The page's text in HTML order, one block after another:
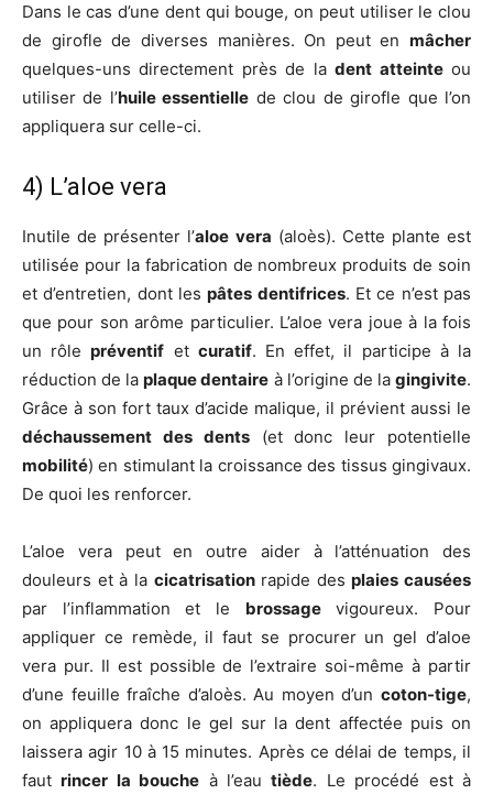
Dans le cas d’une dent qui bouge, on peut utiliser le clou
de girofle de diverses manières. On peut en mâcher
quelques-uns directement près de ladent atteinteou
utiliser de l’huile essentielle de clou de girofle que l’on
appliquera sur celle-ci.
4) L’aloe vera
Inutile de présenter l’aloe vera (aloès). Cette plante est
utilisée pour la fabrication de nombreux produits de soin
et d’entretien, dont lespâtes dentifrices. Et ce n’est pas
que pour son arôme particulier. L’aloe vera joue à la fois
un rôlepréventif et curatif. En effet, il participe à la
réduction de laplaque dentaire à l’origine de lagingivite.
Grâce à son fort taux d’acide malique, il prévient aussi le
déchaussement des dents(et donc leur potentielle
mobilité) en stimulant la croissance des tissus gingivaux.
De quoi les renforcer.
L’aloe vera peut en outre aider à l’atténuation des
douleurs et à la cicatrisationrapide desplaies causées
par l’inflammation et le brossagevigoureux. Pour
appliquer ce remède, il faut se procurer un gel d’aloe
vera pur. Il est possible de l’extraire soi-même à partir
d’une feuille fraîche d’aloès. Au moyen d’un coton-tige,
on appliquera donc le gel sur la dent affectée puis on
laissera agir 10 à 15 minutes. Après ce délai de temps, il
fautrincer la bouche à l’eautiède. Le procédé est à